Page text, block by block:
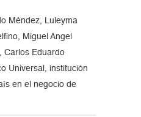
Méndez, Luleyma
Miguel Angel
Carlos Eduardo
Universal, institución
en el negocio de